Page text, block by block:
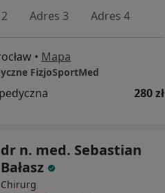
Adres 3 Adres 4
• Mapa
FizjoSportMed
280 zł
dr n. med. Sebastian
Bałasz
Chirurg